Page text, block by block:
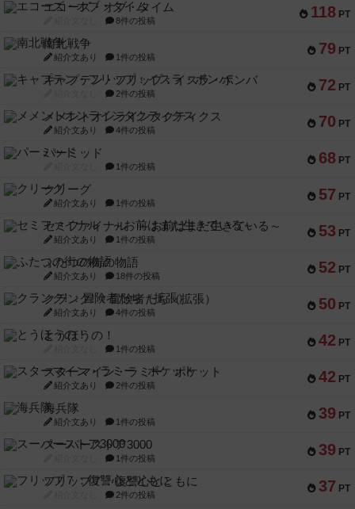
118 PT
エコーズ・オブ・タイム
8件の投稿
79 PT
南北戦争
紹介文あり 1件の投稿
72 PT
キャプテン・フリップ：イスラ・ボンバ
2件の投稿
70 PT
メメントオンラインタクティクス
紹介文あり 4件の投稿
68 PT
パーミッド
1件の投稿
57 PT
クリーグ
紹介文あり 1件の投稿
53 PT
セミファイナル ～お前はまだ生きている～
紹介文あり 1件の投稿
52 PT
ふたつの街の物語
紹介文あり 18件の投稿
50 PT
クランク! ：冒険者たち（拡張）
紹介文あり 4件の投稿
42 PT
とうほうの！
1件の投稿
42 PT
スターマイン・ラミー ポケット
紹介文あり 2件の投稿
39 PT
海兵隊
紹介文あり 1件の投稿
39 PT
スーパーストア3000
1件の投稿
37 PT
フリップ７：復讐心とともに
2件の投稿